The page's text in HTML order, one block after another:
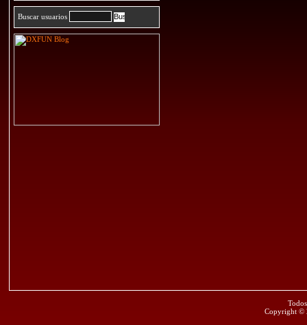
Buscar usuarios
Copyright ©